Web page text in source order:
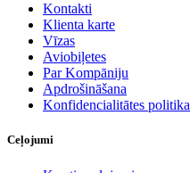
Kontakti
Klienta karte
Vīzas
Aviobiļetes
Par Kompāniju
Apdrošināšana
Konfidencialitātes politika
Ceļojumi